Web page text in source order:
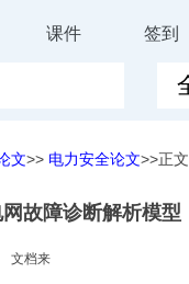
课件 签到
文>> 电力安全论文>>正文
故障诊断解析模型
文档来